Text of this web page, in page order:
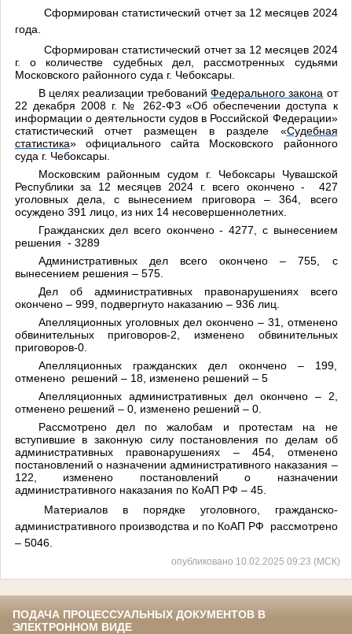
Сформирован статистический отчет за 12 месяцев 2024
года.
Сформирован статистический отчет за 12 месяцев 2024
г. о количестве судебных дел, рассмотренных судьями
Московского районного суда г. Чебоксары.
В целях реализации требованийФедерального закона от
22 декабря 2008 г. № 262-ФЗ «Об обеспечении доступа к
информации о деятельности судов в Российской Федерации»
статистический отчет размещен в разделе «Судебная
статистика» официального сайта Московского районного
суда г. Чебоксары.
Московским районным судом г. Чебоксары Чувашской
Республики за 12 месяцев 2024 г. всего окончено - 427
уголовных дела, с вынесением приговора – 364, всего
осуждено 391 лицо, из них 14 несовершеннолетних.
Гражданских дел всего окончено - 4277, с вынесением
решения - 3289
Административных дел всего окончено – 755, с
вынесением решения – 575.
Дел об административных правонарушениях всего
окончено – 999, подвергнуто наказанию – 936 лиц.
Апелляционных уголовных дел окончено – 31, отменено
обвинительных приговоров-2, изменено обвинительных
приговоров-0.
Апелляционных гражданских дел окончено – 199,
отменено решений – 18, изменено решений – 5
Апелляционных административных дел окончено – 2,
отменено решений – 0, изменено решений – 0.
Рассмотрено дел по жалобам и протестам на не
вступившие в законную силу постановления по делам об
административных правонарушениях – 454, отменено
постановлений о назначении административного наказания –
122, изменено постановлений о назначении
административного наказания по КоАП РФ – 45.
Материалов в порядке уголовного, гражданско-
административного производства и по КоАП РФ рассмотрено
– 5046.
опубликовано 10.02.2025 09:23 (МСК)
ПОДАЧА ПРОЦЕССУАЛЬНЫХ ДОКУМЕНТОВ В
ЭЛЕКТРОННОМ ВИДЕ